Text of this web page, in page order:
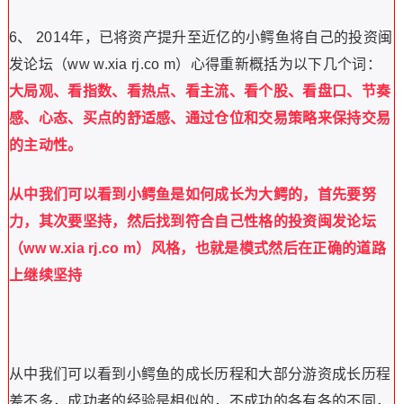
6、 2014年，已将资产提升至近亿的小鳄鱼将自己的投资闽
发论坛（ww w.xia rj.co m）心得重新概括为以下几个词：
大局观、看指数、看热点、看主流、看个股、看盘口、节奏
感、心态、买点的舒适感、通过仓位和交易策略来保持交易
的主动性。
从中我们可以看到小鳄鱼是如何成长为大鳄的，首先要努
力，其次要坚持，然后找到符合自己性格的投资闽发论坛
（ww w.xia rj.co m）风格，也就是模式然后在正确的道路
上继续坚持
从中我们可以看到小鳄鱼的成长历程和大部分游资成长历程